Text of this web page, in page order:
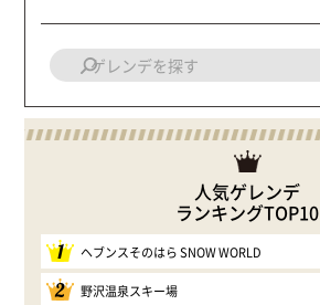
人気ゲレンデ
ランキングTOP10
1 ヘブンスそのはら SNOW WORLD
2 野沢温泉スキー場